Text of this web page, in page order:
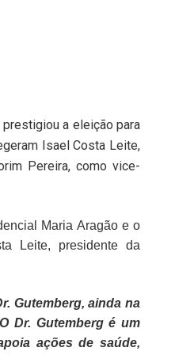
prestigiou a eleição para
Isael Costa Leite,
Pereira, como vice-
Maria Aragão e o
Leite, presidente da
Gutemberg, ainda na
Dr. Gutemberg é um
ações de saúde,